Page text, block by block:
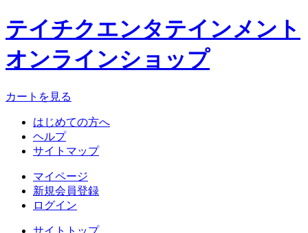
テイチクエンタテインメント
オンラインショップ
カートを見る
はじめての方へ
ヘルプ
サイトマップ
マイページ
新規会員登録
ログイン
サイトトップ